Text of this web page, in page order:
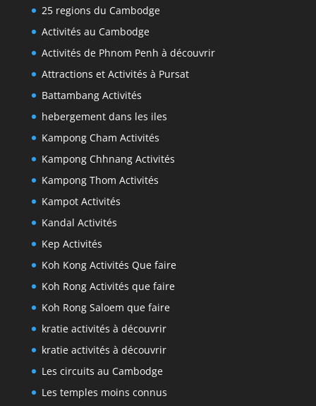
25 regions du Cambodge
Activités au Cambodge
Activités de Phnom Penh à découvrir
Attractions et Activités à Pursat
Battambang Activités
hebergement dans les iles
Kampong Cham Activités
Kampong Chhnang Activités
Kampong Thom Activités
Kampot Activités
Kandal Activités
Kep Activités
Koh Kong Activités Que faire
Koh Rong Activités que faire
Koh Rong Saloem que faire
kratie activités à découvrir
kratie activités à découvrir
Les circuits au Cambodge
Les temples moins connus